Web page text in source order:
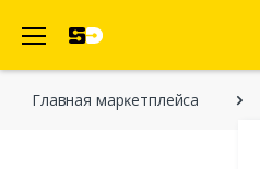
Главная марĸетплейса